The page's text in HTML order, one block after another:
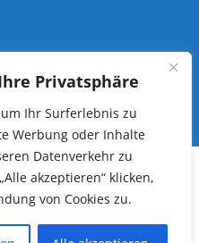
Privatsphäre
Ihr Surferlebnis zu
Werbung oder Inhalte
Datenverkehr zu
akzeptieren“ klicken,
von Cookies zu.
Freisen -